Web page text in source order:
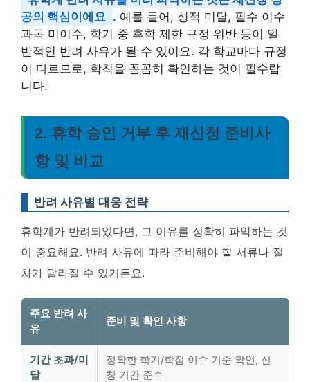
공의 핵심이에요 . 예를 들어, 성적 미달, 필수 이수
과목 미이수, 학기 중 휴학 제한 규정 위반 등이 일
반적인 반려 사유가 될 수 있어요. 각 학교마다 규정
이 다르므로, 학칙을 꼼꼼히 확인하는 것이 필수랍
니다.
2. 휴학 승인 거부 후 재신청 준비사
항 및 비교
반려 사유별 대응 전략
휴학계가 반려되었다면, 그 이유를 정확히 파악하는 것
이 중요해요. 반려 사유에 따라 준비해야 할 서류나 절
차가 달라질 수 있거든요.
주요 반려 사
유
준비 및 확인 사항
기간 초과/미
달
정확한 학기/학점 이수 기준 확인, 신
청 기간 준수